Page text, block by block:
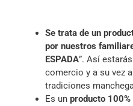
Se trata de un
por nuestros
ESPADA”. Así
comercio y a su vez
tradiciones
Es un producto